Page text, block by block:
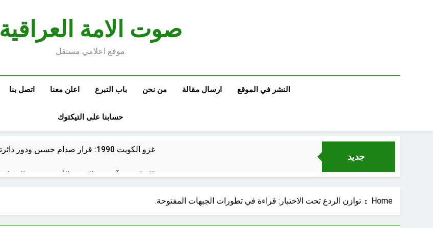
صوت الامة العراقية
موقع اعلامي مستقل
النشر في الموقع ارسال مقالة من نحن باب التبرع اعلن معنا اتصل بنا
حسابنا على التيكتوك
جديد
غزو الكويت 1990: قرار صدام حسين ودور دائرته العائلية في الحرب والاحتلال وعمليات النهب
السابع من آب يوم الشهيد الأشوري قيم الشهادة عند الأشوريين ودور الشهيد في صناعة التاريخ
الأسوأ والأحسن في تأريخ العراق الحديث
الكاتبان باقر الزبيدي ورياض سعد يحذران من الجولاني (ح 1) (وإذا كنت فيهم فأقمت لهم الصلاة فلتقم طائفة منهم معك وليأخذوا أٍسلحتهم)
Home توازن الردع تحت الاختبار: قراءة في تطورات الجبهات المفتوحة.